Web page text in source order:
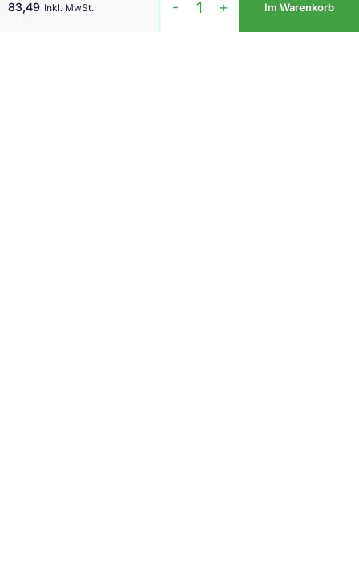
83,49 Inkl. MwSt.
Mouse
- + Im Warenkorb